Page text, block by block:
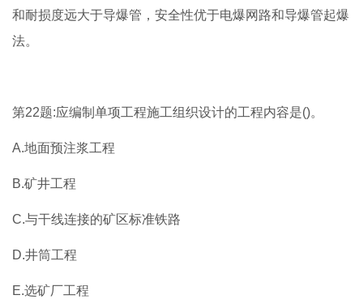
和耐损度远大于导爆管，安全性优于电爆网路和导爆管起爆
法。
第22题:应编制单项工程施工组织设计的工程内容是()。
A.地面预注浆工程
B.矿井工程
C.与干线连接的矿区标准铁路
D.井筒工程
E.选矿厂工程